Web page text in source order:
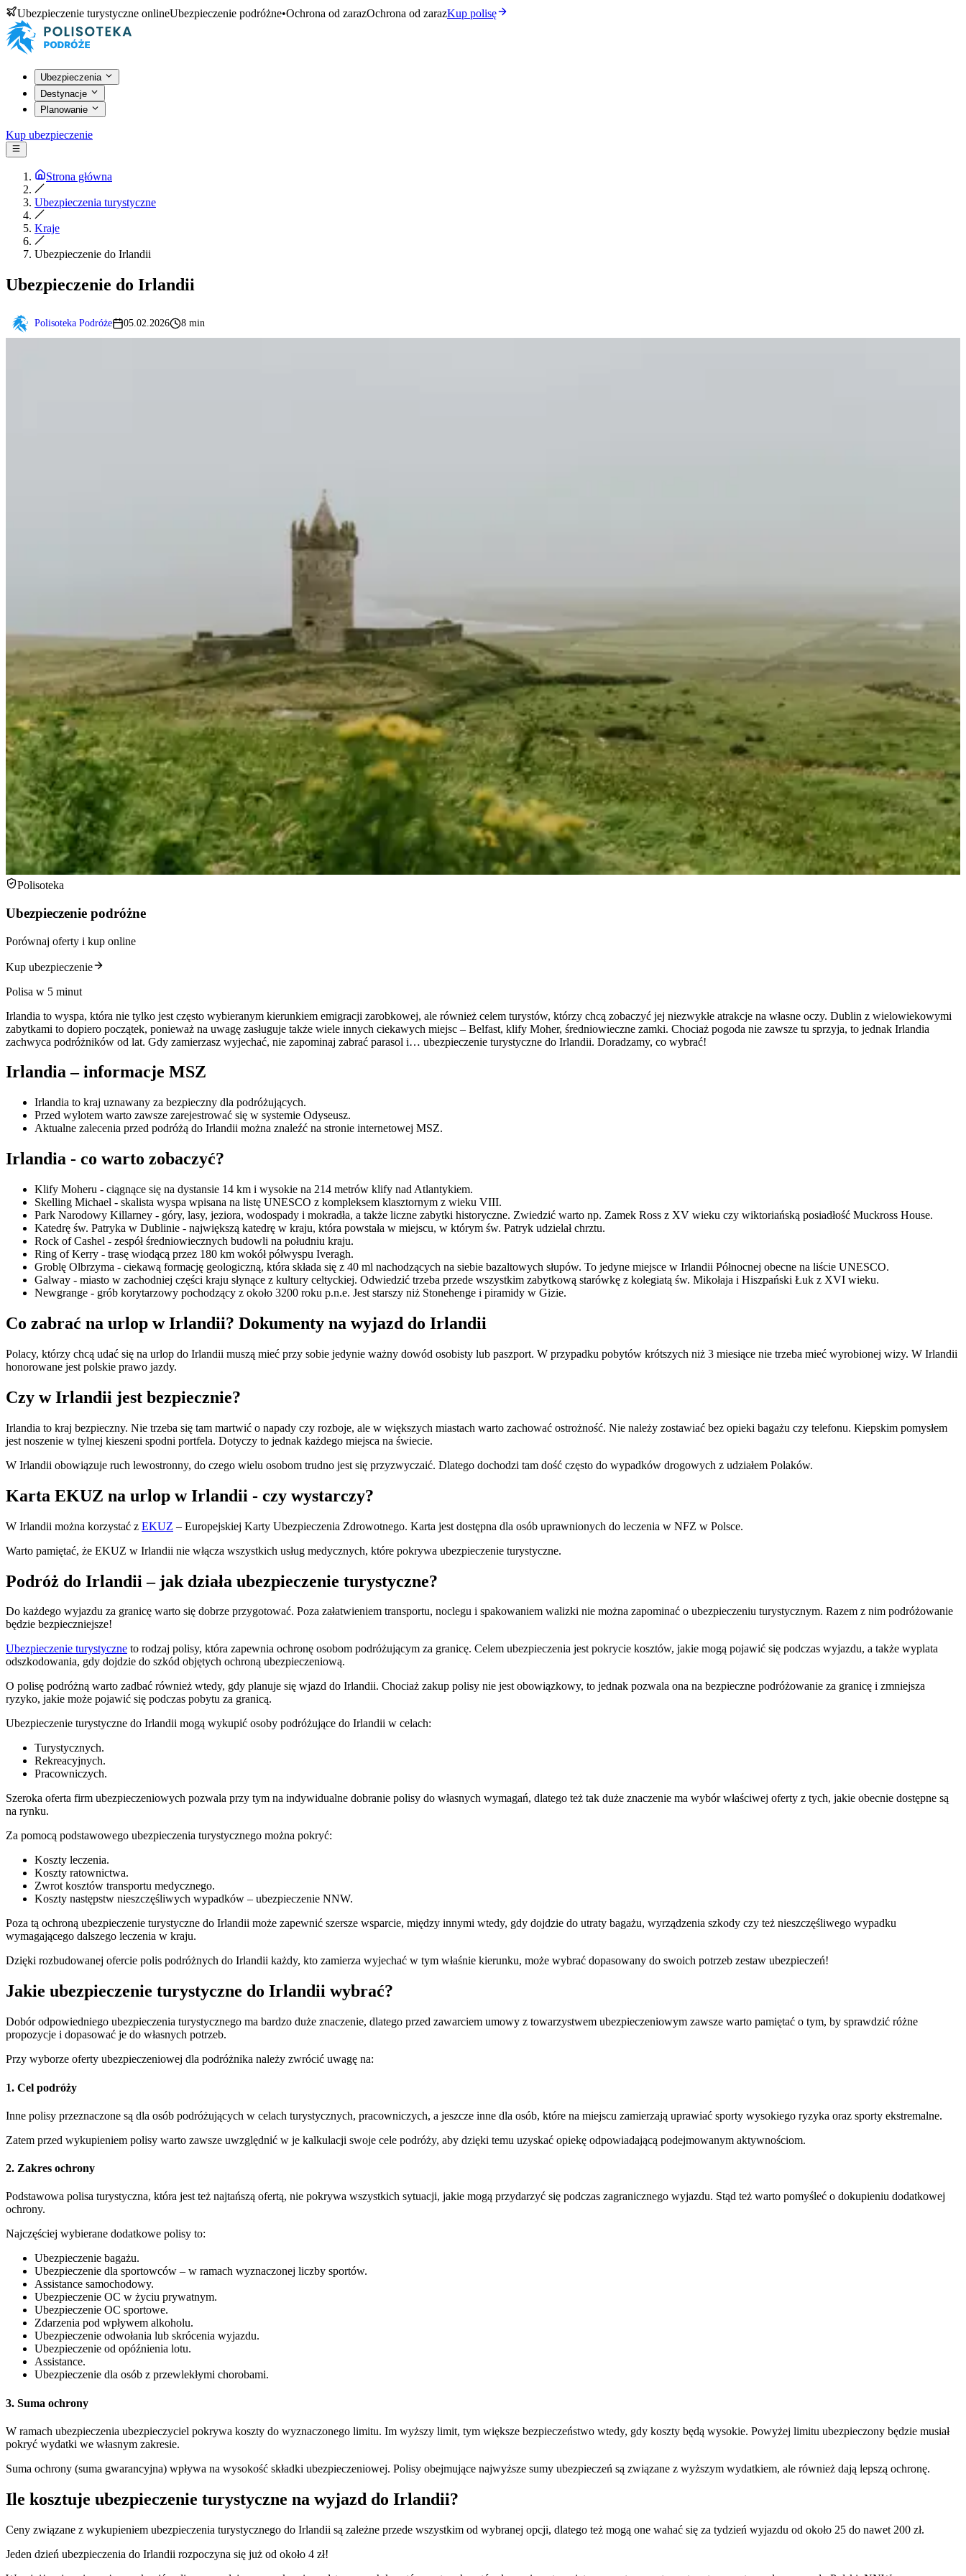
Ubezpieczenie turystyczne onlineUbezpieczenie podróżne•Ochrona od zarazOchrona od zarazKup polisę
Ubezpieczenia
Destynacje
Planowanie
Kup ubezpieczenie
Strona główna
Ubezpieczenia turystyczne
Kraje
Ubezpieczenie do Irlandii
Ubezpieczenie do Irlandii
Polisoteka Podróże 05.02.2026 8 min
Polisoteka
Ubezpieczenie podróżne
Porównaj oferty i kup online
Kup ubezpieczenie
Polisa w 5 minut
Irlandia to wyspa, która nie tylko jest często wybieranym kierunkiem emigracji zarobkowej, ale również celem turystów, którzy chcą zobaczyć jej niezwykłe atrakcje na własne oczy. Dublin z wielowiekowymi
zabytkami to dopiero początek, ponieważ na uwagę zasługuje także wiele innych ciekawych miejsc – Belfast, klify Moher, średniowieczne zamki. Chociaż pogoda nie zawsze tu sprzyja, to jednak Irlandia
zachwyca podróżników od lat. Gdy zamierzasz wyjechać, nie zapominaj zabrać parasol i… ubezpieczenie turystyczne do Irlandii. Doradzamy, co wybrać!
​Irlandia – informacje MSZ
Irlandia to kraj uznawany za bezpieczny dla podróżujących.
Przed wylotem warto zawsze zarejestrować się w systemie Odyseusz.
Aktualne zalecenia przed podróżą do Irlandii można znaleźć na stronie internetowej MSZ.
Irlandia - co warto zobaczyć?
Klify Moheru - ciągnące się na dystansie 14 km i wysokie na 214 metrów klify nad Atlantykiem.
Skelling Michael - skalista wyspa wpisana na listę UNESCO z kompleksem klasztornym z wieku VIII.
Park Narodowy Killarney - góry, lasy, jeziora, wodospady i mokradła, a także liczne zabytki historyczne. Zwiedzić warto np. Zamek Ross z XV wieku czy wiktoriańską posiadłość Muckross House.
Katedrę św. Patryka w Dublinie - największą katedrę w kraju, która powstała w miejscu, w którym św. Patryk udzielał chrztu.
Rock of Cashel - zespół średniowiecznych budowli na południu kraju.
Ring of Kerry - trasę wiodącą przez 180 km wokół półwyspu Iveragh.
Groblę Olbrzyma - ciekawą formację geologiczną, która składa się z 40 ml nachodzących na siebie bazaltowych słupów. To jedyne miejsce w Irlandii Północnej obecne na liście UNESCO.
Galway - miasto w zachodniej części kraju słynące z kultury celtyckiej. Odwiedzić trzeba przede wszystkim zabytkową starówkę z kolegiatą św. Mikołaja i Hiszpański Łuk z XVI wieku.
Newgrange - grób korytarzowy pochodzący z około 3200 roku p.n.e. Jest starszy niż Stonehenge i piramidy w Gizie.
Co zabrać na urlop w Irlandii? Dokumenty na wyjazd do Irlandii
Polacy, którzy chcą udać się na urlop do Irlandii muszą mieć przy sobie jedynie ważny dowód osobisty lub paszport. W przypadku pobytów krótszych niż 3 miesiące nie trzeba mieć wyrobionej wizy. W Irlandii
honorowane jest polskie prawo jazdy.
Czy w Irlandii jest bezpiecznie?
Irlandia to kraj bezpieczny. Nie trzeba się tam martwić o napady czy rozboje, ale w większych miastach warto zachować ostrożność. Nie należy zostawiać bez opieki bagażu czy telefonu. Kiepskim pomysłem
jest noszenie w tylnej kieszeni spodni portfela. Dotyczy to jednak każdego miejsca na świecie.
W Irlandii obowiązuje ruch lewostronny, do czego wielu osobom trudno jest się przyzwyczaić. Dlatego dochodzi tam dość często do wypadków drogowych z udziałem Polaków.
Karta EKUZ na urlop w Irlandii - czy wystarczy?
W Irlandii można korzystać z EKUZ – Europejskiej Karty Ubezpieczenia Zdrowotnego. Karta jest dostępna dla osób uprawnionych do leczenia w NFZ w Polsce.
Warto pamiętać, że EKUZ w Irlandii nie włącza wszystkich usług medycznych, które pokrywa ubezpieczenie turystyczne.
​Podróż do Irlandii – jak działa ubezpieczenie turystyczne?
Do każdego wyjazdu za granicę warto się dobrze przygotować. Poza załatwieniem transportu, noclegu i spakowaniem walizki nie można zapominać o ubezpieczeniu turystycznym. Razem z nim podróżowanie
będzie bezpieczniejsze!
Ubezpieczenie turystyczne to rodzaj polisy, która zapewnia ochronę osobom podróżującym za granicę. Celem ubezpieczenia jest pokrycie kosztów, jakie mogą pojawić się podczas wyjazdu, a także wyplata
odszkodowania, gdy dojdzie do szkód objętych ochroną ubezpieczeniową.
O polisę podróżną warto zadbać również wtedy, gdy planuje się wjazd do Irlandii. Chociaż zakup polisy nie jest obowiązkowy, to jednak pozwala ona na bezpieczne podróżowanie za granicę i zmniejsza
ryzyko, jakie może pojawić się podczas pobytu za granicą.
Ubezpieczenie turystyczne do Irlandii mogą wykupić osoby podróżujące do Irlandii w celach:
Turystycznych.
Rekreacyjnych.
Pracowniczych.
Szeroka oferta firm ubezpieczeniowych pozwala przy tym na indywidualne dobranie polisy do własnych wymagań, dlatego też tak duże znaczenie ma wybór właściwej oferty z tych, jakie obecnie dostępne są
na rynku.
Za pomocą podstawowego ubezpieczenia turystycznego można pokryć:
Koszty leczenia.
Koszty ratownictwa.
Zwrot kosztów transportu medycznego.
Koszty następstw nieszczęśliwych wypadków – ubezpieczenie NNW.
Poza tą ochroną ubezpieczenie turystyczne do Irlandii może zapewnić szersze wsparcie, między innymi wtedy, gdy dojdzie do utraty bagażu, wyrządzenia szkody czy też nieszczęśliwego wypadku
wymagającego dalszego leczenia w kraju.
Dzięki rozbudowanej ofercie polis podróżnych do Irlandii każdy, kto zamierza wyjechać w tym właśnie kierunku, może wybrać dopasowany do swoich potrzeb zestaw ubezpieczeń!
​Jakie ubezpieczenie turystyczne do Irlandii wybrać?
Dobór odpowiedniego ubezpieczenia turystycznego ma bardzo duże znaczenie, dlatego przed zawarciem umowy z towarzystwem ubezpieczeniowym zawsze warto pamiętać o tym, by sprawdzić różne
propozycje i dopasować je do własnych potrzeb.
Przy wyborze oferty ubezpieczeniowej dla podróżnika należy zwrócić uwagę na:
1. Cel podróży
Inne polisy przeznaczone są dla osób podróżujących w celach turystycznych, pracowniczych, a jeszcze inne dla osób, które na miejscu zamierzają uprawiać sporty wysokiego ryzyka oraz sporty ekstremalne.
Zatem przed wykupieniem polisy warto zawsze uwzględnić w je kalkulacji swoje cele podróży, aby dzięki temu uzyskać opiekę odpowiadającą podejmowanym aktywnościom.
2. Zakres ochrony
Podstawowa polisa turystyczna, która jest też najtańszą ofertą, nie pokrywa wszystkich sytuacji, jakie mogą przydarzyć się podczas zagranicznego wyjazdu. Stąd też warto pomyśleć o dokupieniu dodatkowej
ochrony.
Najczęściej wybierane dodatkowe polisy to:
Ubezpieczenie bagażu.
Ubezpieczenie dla sportowców – w ramach wyznaczonej liczby sportów.
Assistance samochodowy.
Ubezpieczenie OC w życiu prywatnym.
Ubezpieczenie OC sportowe.
Zdarzenia pod wpływem alkoholu.
Ubezpieczenie odwołania lub skrócenia wyjazdu.
Ubezpieczenie od opóźnienia lotu.
Assistance.
Ubezpieczenie dla osób z przewlekłymi chorobami.
3. Suma ochrony
W ramach ubezpieczenia ubezpieczyciel pokrywa koszty do wyznaczonego limitu. Im wyższy limit, tym większe bezpieczeństwo wtedy, gdy koszty będą wysokie. Powyżej limitu ubezpieczony będzie musiał
pokryć wydatki we własnym zakresie.
Suma ochrony (suma gwarancyjna) wpływa na wysokość składki ubezpieczeniowej. Polisy obejmujące najwyższe sumy ubezpieczeń są związane z wyższym wydatkiem, ale również dają lepszą ochronę.
​Ile kosztuje ubezpieczenie turystyczne na wyjazd do Irlandii?
Ceny związane z wykupieniem ubezpieczenia turystycznego do Irlandii są zależne przede wszystkim od wybranej opcji, dlatego też mogą one wahać się za tydzień wyjazdu od około 25 do nawet 200 zł.
Jeden dzień ubezpieczenia do Irlandii rozpoczyna się już od około 4 zł!